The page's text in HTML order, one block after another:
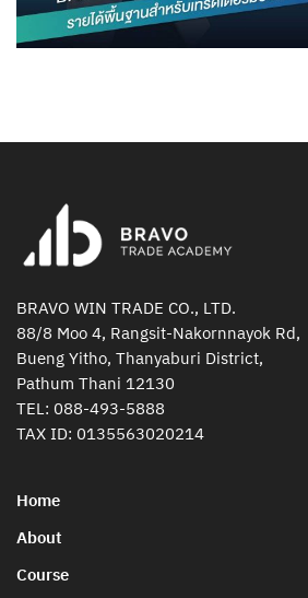
BRAVO WIN TRADE CO., LTD.
88/8 Moo 4, Rangsit-Nakornnayok Rd,
Bueng Yitho, Thanyaburi District,
Pathum Thani 12130
TEL: 088-493-5888
TAX ID: 0135563020214
Home
About
Course